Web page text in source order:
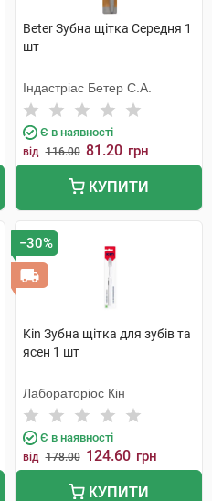
Beter Зубна щітка Середня 1
шт
Індастріас Бетер С.А.
Є в наявності
від 116.00 81.20 грн
КУПИТИ
−30%
Kin Зубна щітка для зубів та
ясен 1 шт
Лабораторіос Кін
Є в наявності
від 178.00 124.60 грн
КУПИТИ